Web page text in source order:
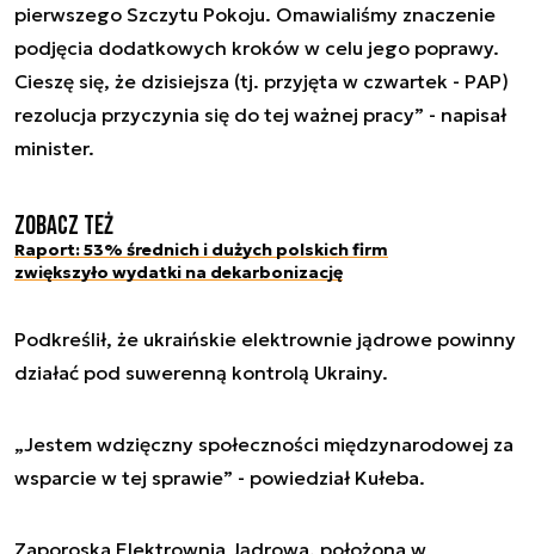
pierwszego Szczytu Pokoju. Omawialiśmy znaczenie
podjęcia dodatkowych kroków w celu jego poprawy.
Cieszę się, że dzisiejsza (tj. przyjęta w czwartek - PAP)
rezolucja przyczynia się do tej ważnej pracy” - napisał
minister.
Zobacz też
Raport: 53% średnich i dużych polskich firm
zwiększyło wydatki na dekarbonizację
Podkreślił, że ukraińskie elektrownie jądrowe powinny
działać pod suwerenną kontrolą Ukrainy.
„Jestem wdzięczny społeczności międzynarodowej za
wsparcie w tej sprawie” - powiedział Kułeba.